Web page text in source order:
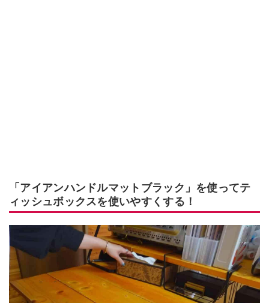
「アイアンハンドルマットブラック」を使ってテ
ィッシュボックスを使いやすくする！